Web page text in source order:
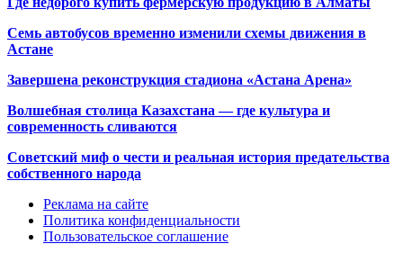
Семь автобусов временно изменили схемы движения в
Астане
Завершена реконструкция стадиона «Астана Арена»
Волшебная столица Казахстана — где культура и
современность сливаются
Советский миф о чести и реальная история предательства
собственного народа
Реклама на сайте
Политика конфиденциальности
Пользовательское соглашение